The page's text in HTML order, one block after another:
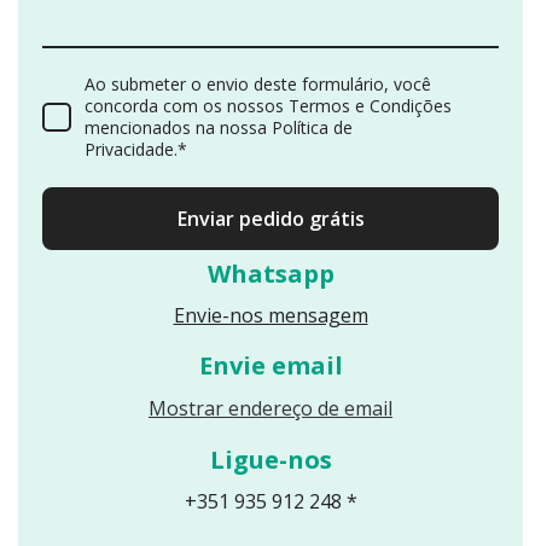
Whatsapp
Envie-nos mensagem
Envie email
Mostrar endereço de email
Ligue-nos
+351 935 912 248 *
Ao submeter o envio deste formulário, você
concorda com os nossos Termos e Condições
mencionados na nossa Política de
Privacidade.*
Enviar pedido grátis